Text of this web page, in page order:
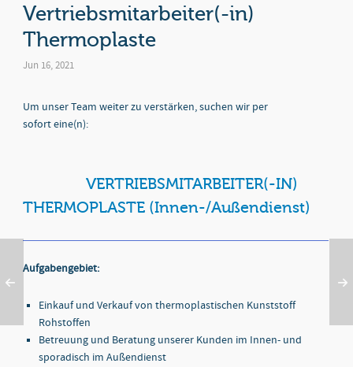
Vertriebsmitarbeiter(-in)
Thermoplaste
Jun 16, 2021
Um unser Team weiter zu verstärken, suchen wir per
sofort eine(n):
VERTRIEBSMITARBEITER(-IN)
THERMOPLASTE (Innen-/Außendienst)
Aufgabengebiet:
Einkauf und Verkauf von thermoplastischen Kunststoff
Rohstoffen
Betreuung und Beratung unserer Kunden im Innen- und
sporadisch im Außendienst